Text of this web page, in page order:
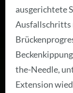
ausgerichtete
Ausfallschritts
the-Needle,
Extension